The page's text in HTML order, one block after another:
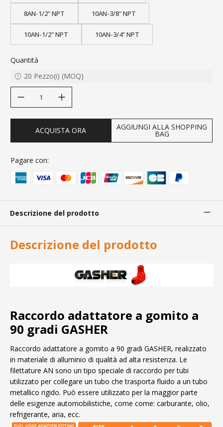
8AN-1/2" NPT 10AN-3/8" NPT
10AN-1/2" NPT 10AN-3/4" NPT
Quantità
20 Pezzo(i) (MOQ)
ACQUISTA ORA AGGIUNGI ALLA SHOPPING
BAG
Pagare con:
Descrizione del prodotto
Descrizione del prodotto
Raccordo adattatore a gomito a
90 gradi GASHER
Raccordo adattatore a gomito a 90 gradi GASHER, realizzato
in materiale di alluminio di qualità ad alta resistenza. Le
filettature AN sono un tipo speciale di raccordo per tubi
utilizzato per collegare un tubo che trasporta fluido a un tubo
metallico rigido. Può essere utilizzato per la maggior parte
delle esigenze automobilistiche, come come: carburante, olio,
refrigerante, aria, ecc.